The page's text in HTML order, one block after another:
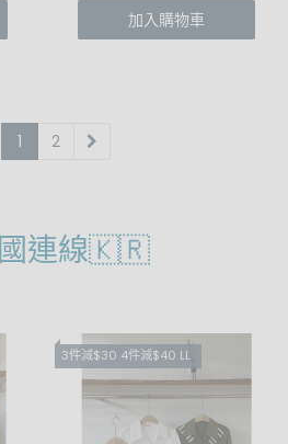
加入購物車
1 2
連線🇰🇷
3件減$30 4件減$40 LL